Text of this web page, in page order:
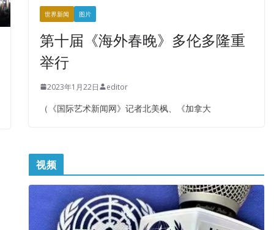
世界新闻 图片
第十届《海外春晚》多伦多隆重
举行
2023年1月22日 editor
（《国际艺术新闻网》记者北美枫、《加拿大
视频